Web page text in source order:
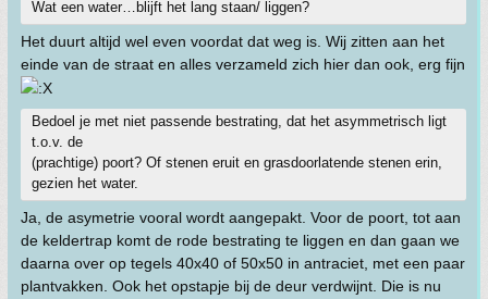
Wat een water…blijft het lang staan/ liggen?
Het duurt altijd wel even voordat dat weg is. Wij zitten aan het
einde van de straat en alles verzameld zich hier dan ook, erg fijn
Bedoel je met niet passende bestrating, dat het asymmetrisch ligt
t.o.v. de
(prachtige) poort? Of stenen eruit en grasdoorlatende stenen erin,
gezien het water.
Ja, de asymetrie vooral wordt aangepakt. Voor de poort, tot aan
de keldertrap komt de rode bestrating te liggen en dan gaan we
daarna over op tegels 40x40 of 50x50 in antraciet, met een paar
plantvakken. Ook het opstapje bij de deur verdwijnt. Die is nu